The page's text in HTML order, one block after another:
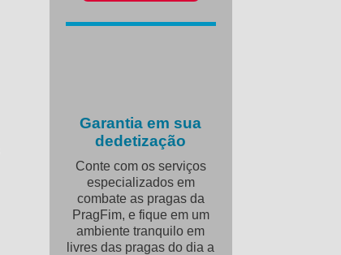
Garantia em sua
dedetização
Conte com os serviços
especializados em
combate as pragas da
PragFim, e fique em um
ambiente tranquilo em
livres das pragas do dia a